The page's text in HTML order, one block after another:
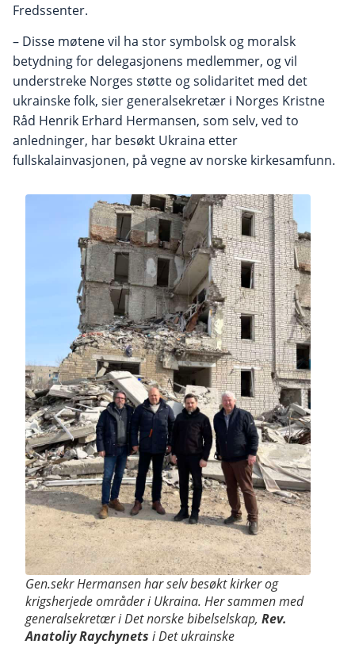
Fredssenter.
– Disse møtene vil ha stor symbolsk og moralsk
betydning for delegasjonens medlemmer, og vil
understreke Norges støtte og solidaritet med det
ukrainske folk, sier generalsekretær i Norges Kristne
Råd Henrik Erhard Hermansen, som selv, ved to
anledninger, har besøkt Ukraina etter
fullskalainvasjonen, på vegne av norske kirkesamfunn.
Gen.sekr Hermansen har selv besøkt kirker og
krigsherjede områder i Ukraina. Her sammen med
generalsekretær i Det norske bibelselskap, Rev.
Anatoliy Raychynets i Det ukrainske